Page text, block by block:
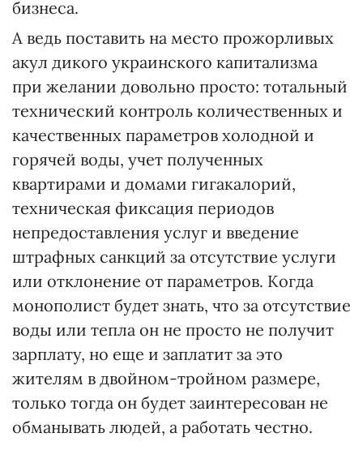
бизнеса.
А ведь поставить на место прожорливых
акул дикого украинского капитализма
при желании довольно просто: тотальный
технический контроль количественных и
качественных параметров холодной и
горячей воды, учет полученных
квартирами и домами гигакалорий,
техническая фиксация периодов
непредоставления услуг и введение
штрафных санкций за отсутствие услуги
или отклонение от параметров. Когда
монополист будет знать, что за отсутствие
воды или тепла он не просто не получит
зарплату, но еще и заплатит за это
жителям в двойном-тройном размере,
только тогда он будет заинтересован не
обманывать людей, а работать честно.